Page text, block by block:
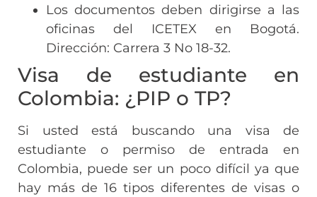
Los documentos deben dirigirse a las
oficinas del ICETEX en Bogotá.
Dirección: Carrera 3 No 18-32.
Visa de estudiante en
Colombia: ¿PIP o TP?
Si usted está buscando una visa de
estudiante o permiso de entrada en
Colombia, puede ser un poco difícil ya que
hay más de 16 tipos diferentes de visas o